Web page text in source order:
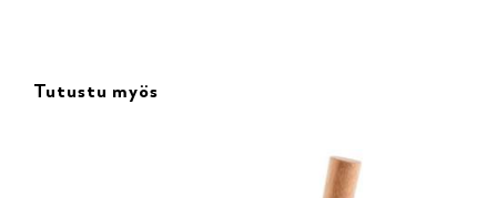
Tutustu myös